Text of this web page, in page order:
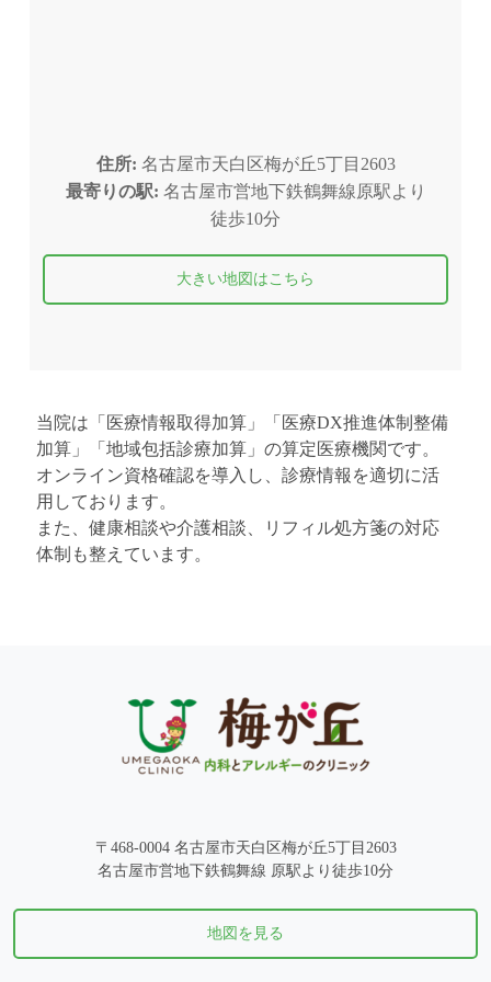
住所: 名古屋市天白区梅が丘5丁目2603
最寄りの駅: 名古屋市営地下鉄鶴舞線原駅より
徒歩10分
大きい地図はこちら
当院は「医療情報取得加算」「医療DX推進体制整備
加算」「地域包括診療加算」の算定医療機関です。
オンライン資格確認を導入し、診療情報を適切に活
用しております。
また、健康相談や介護相談、リフィル処方箋の対応
体制も整えています。
〒468-0004 名古屋市天白区梅が丘5丁目2603
名古屋市営地下鉄鶴舞線 原駅より徒歩10分
地図を見る